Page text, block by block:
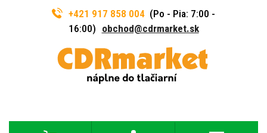
+421 917 858 004 (Po - Pia: 7:00 -
16:00) obchod@cdrmarket.sk